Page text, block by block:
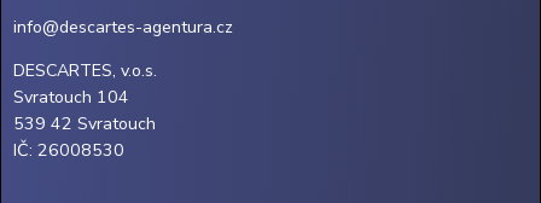
info@descartes-agentura.cz
DESCARTES, v.o.s.
Svratouch 104
539 42 Svratouch
IČ: 26008530